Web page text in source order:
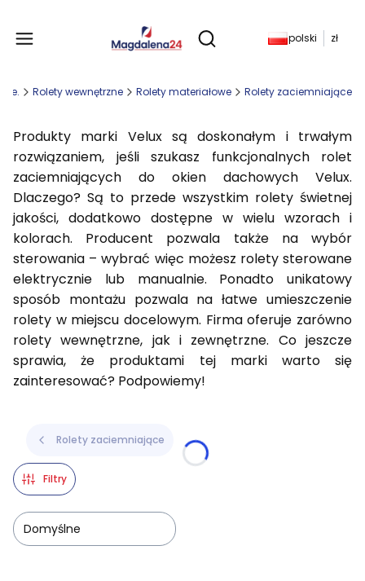
Otwórz wyszukiwarkę
Produkty w
polski zł
Rolety wewnętrzne Rolety materiałowe Rolety zaciemniające
Produkty marki Velux są doskonałym i trwałym
rozwiązaniem, jeśli szukasz funkcjonalnych rolet
zaciemniających do okien dachowych Velux.
Dlaczego? Są to przede wszystkim rolety świetnej
jakości, dodatkowo dostępne w wielu wzorach i
kolorach. Producent pozwala także na wybór
sterowania – wybrać więc możesz rolety sterowane
elektrycznie lub manualnie. Ponadto unikatowy
sposób montażu pozwala na łatwe umieszczenie
rolety w miejscu docelowym. Firma oferuje zarówno
rolety wewnętrzne, jak i zewnętrzne. Co jeszcze
sprawia, że produktami tej marki warto się
zainteresować? Podpowiemy!
Rolety zaciemniające
Filtry
Domyślne